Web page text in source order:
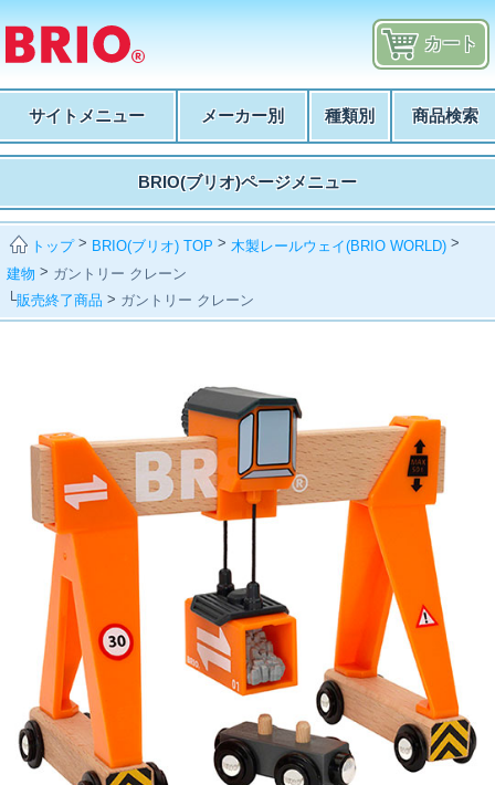
カート
サイトメニュー メーカー別 種類別 商品検索
BRIO(ブリオ)ページメニュー
トップ> BRIO(ブリオ) TOP > 木製レールウェイ(BRIO WORLD) >
建物 > ガントリー クレーン
└販売終了商品 > ガントリー クレーン